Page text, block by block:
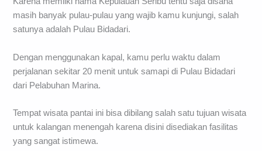
masih banyak pulau-pulau yang wajib kamu kunjungi, salah
satunya adalah Pulau Bidadari.
Dengan menggunakan kapal, kamu perlu waktu dalam
perjalanan sekitar 20 menit untuk samapi di Pulau Bidadari
dari Pelabuhan Marina.
Tempat wisata pantai ini bisa dibilang salah satu tujuan wisata
untuk kalangan menengah karena disini disediakan fasilitas
yang sangat istimewa.